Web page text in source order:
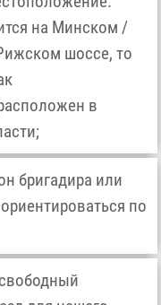
на Минском /
шоссе, то
в
бригадира или
по